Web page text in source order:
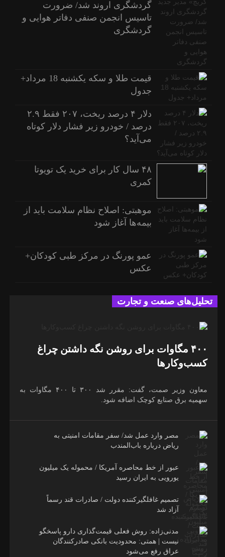
گردشگری اروند شد/ ضرورت
تاسیس انجمن صنفی دفاتر هوایی و
گردشگری
قیمت طلا و سکه یکشنبه 18 مرداد+
جدول
دلار ۴ درصد ریخت، ۲۰۷ فقط ۲.۹
درصد / خودرو زیر فشار دلار کوتاه
می‌آید؟
۴۸ سال کار برای خرید یک تویوتا
کمری
موهبتی: اصلاح نظام سلامت باید از
بیمه‌ها آغاز شود
عمو پورنگ در مرکز طبی کودکان+
عکس
تحلیل‌های صنعت و تجارت
۴۰۰ مگاوات برای روشن نگه داشتن چراغ
کسب‌وکار‌ها
معاون وزیر صمت، گفت: مقرر شد ۳۰۰ تا ۴۰۰ مگاوات به
سهمیه برق صنایع کوچک اضافه شود.
مصر وارد عمل شد/ سفر مقامات امنیتی به
ریاض درباره باب‌المندب
عبور از خط محاصره آمریکا / محموله یک میلیون
یورویی به ایران رسید
تصمیم غافلگیرکننده دولت / صادرات قند رسماً
آزاد شد
مدنی‌زاده: روش فعلی قیمت‌گذاری دارو پاسخگو
نیست | همتی: محدودیت بانکی صادرکنندگان
عراق رفع می‌شود